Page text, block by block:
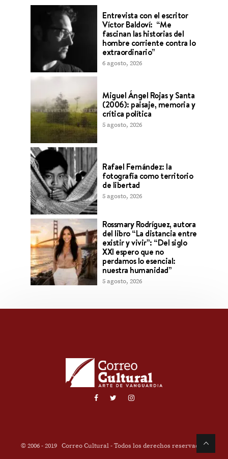
Entrevista con el escritor
Víctor Baldoví: “Me
fascinan las historias del
hombre corriente contra lo
extraordinario”
6 agosto, 2026
Miguel Ángel Rojas y Santa
(2006): paisaje, memoria y
crítica política
5 agosto, 2026
Rafael Fernández: la
fotografía como territorio
de libertad
5 agosto, 2026
Rossmary Rodríguez, autora
del libro “La distancia entre
existir y vivir”: “Del siglo
XXI espero que no
perdamos lo esencial:
nuestra humanidad”
5 agosto, 2026
© 2006 - 2019 Correo Cultural - Todos los derechos reservados.